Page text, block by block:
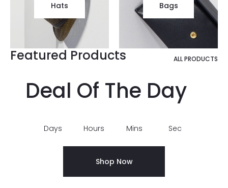
Hats Bags
Featured Products ALL PRODUCTS
Deal Of The Day
Days Hours Mins Sec
Shop Now